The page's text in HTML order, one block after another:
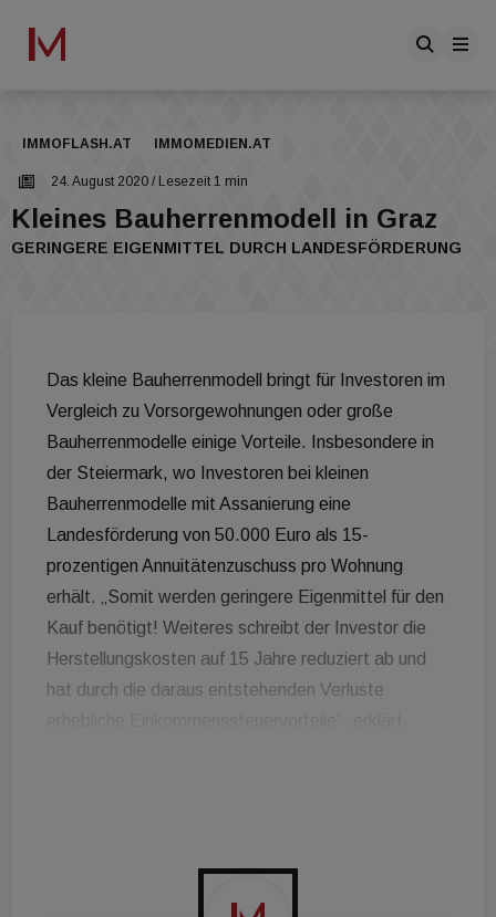
IMMOFLASH.AT IMMOMEDIEN.AT
24. August 2020 / Lesezeit 1 min
Kleines Bauherrenmodell in Graz
GERINGERE EIGENMITTEL DURCH LANDESFÖRDERUNG
Das kleine Bauherrenmodell bringt für Investoren im
Vergleich zu Vorsorgewohnungen oder große
Bauherrenmodelle einige Vorteile. Insbesondere in
der Steiermark, wo Investoren bei kleinen
Bauherrenmodelle mit Assanierung eine
Landesförderung von 50.000 Euro als 15-
prozentigen Annuitätenzuschuss pro Wohnung
erhält. „Somit werden geringere Eigenmittel für den
Kauf benötigt! Weiteres schreibt der Investor die
Herstellungskosten auf 15 Jahre reduziert ab und
hat durch die daraus entstehenden Verluste
wesentliche Unterschied zum großen
Bauherrenmodell sei zudem, dass der Investor im